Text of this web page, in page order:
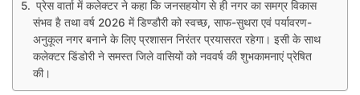
प्रेस वार्ता में कलेक्टर ने कहा कि जनसहयोग से ही नगर का समग्र विकास
संभव है तथा वर्ष 2026 में डिण्डौरी को स्वच्छ, साफ-सुथरा एवं पर्यावरण-
अनुकूल नगर बनाने के लिए प्रशासन निरंतर प्रयासरत रहेगा। इसी के साथ
कलेक्टर डिंडोरी ने समस्त जिले वासियों को नववर्ष की शुभकामनाएं प्रेषित
की।